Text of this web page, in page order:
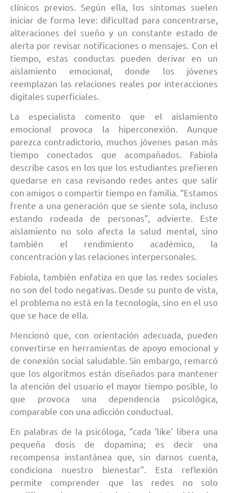
clínicos previos. Según ella, los síntomas suelen
iniciar de forma leve: dificultad para concentrarse,
alteraciones del sueño y un constante estado de
alerta por revisar notificaciones o mensajes. Con el
tiempo, estas conductas pueden derivar en un
aislamiento emocional, donde los jóvenes
reemplazan las relaciones reales por interacciones
digitales superficiales.
La especialista comento que el aislamiento
emocional provoca la hiperconexión. Aunque
parezca contradictorio, muchos jóvenes pasan más
tiempo conectados que acompañados. Fabiola
describe casos en los que los estudiantes prefieren
quedarse en casa revisando redes antes que salir
con amigos o compartir tiempo en familia. “Estamos
frente a una generación que se siente sola, incluso
estando rodeada de personas”, advierte. Este
aislamiento no solo afecta la salud mental, sino
también el rendimiento académico, la
concentración y las relaciones interpersonales.
Fabiola, también enfatiza en que las redes sociales
no son del todo negativas. Desde su punto de vista,
el problema no está en la tecnología, sino en el uso
que se hace de ella.
Mencionó que, con orientación adecuada, pueden
convertirse en herramientas de apoyo emocional y
de conexión social saludable. Sin embargo, remarcó
que los algoritmos están diseñados para mantener
la atención del usuario el mayor tiempo posible, lo
que provoca una dependencia psicológica,
comparable con una adicción conductual.
En palabras de la psicóloga, “cada ‘like' libera una
pequeña dosis de dopamina; es decir una
recompensa instantánea que, sin darnos cuenta,
condiciona nuestro bienestar”. Esta reflexión
permite comprender que las redes no solo